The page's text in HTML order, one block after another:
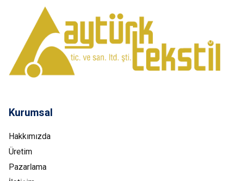
Kurumsal
Hakkımızda
Üretim
Pazarlama